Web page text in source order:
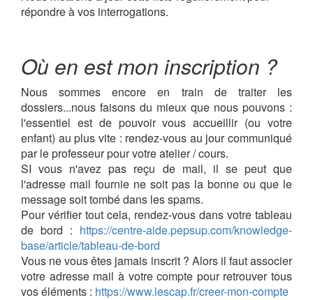
répondre à vos interrogations.
Où en est mon inscription ?
Nous sommes encore en train de traiter les
dossiers...nous faisons du mieux que nous pouvons :
l'essentiel est de pouvoir vous accueillir (ou votre
enfant) au plus vite : rendez-vous au jour communiqué
par le professeur pour votre atelier / cours.
SI vous n'avez pas reçu de mail, il se peut que
l'adresse mail fournie ne soit pas la bonne ou que le
message soit tombé dans les spams.
Pour vérifier tout cela, rendez-vous dans votre tableau
de bord : https://centre-aide.pepsup.com/knowledge-
base/article/tableau-de-bord
Vous ne vous êtes jamais inscrit ? Alors il faut associer
votre adresse mail à votre compte pour retrouver tous
vos éléments : https://www.lescap.fr/creer-mon-compte